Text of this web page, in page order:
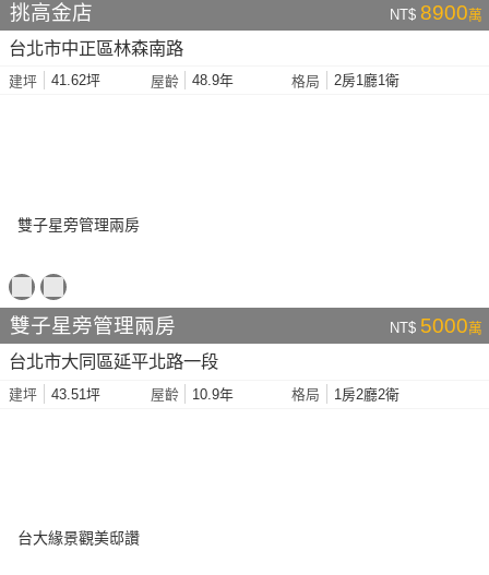
挑高金店
NT$ 8900萬
台北市中正區林森南路
建坪 41.62坪 屋齡 48.9年 格局 2房1廳1衛
雙子星旁管理兩房 NT$ 5000萬
台北市大同區延平北路一段
建坪 43.51坪 屋齡 10.9年 格局 1房2廳2衛